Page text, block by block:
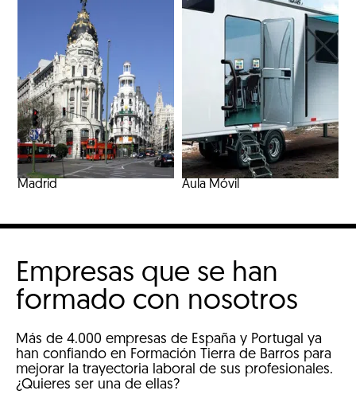
Madrid Aula Móvil
Empresas que se han
formado con nosotros
Más de 4.000 empresas de España y Portugal ya
han confiando en Formación Tierra de Barros para
mejorar la trayectoria laboral de sus profesionales.
¿Quieres ser una de ellas?